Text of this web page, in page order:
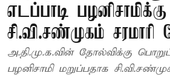
எடப்பாடி
சி.வி.சண்முகம் சரமாரி
அ.தி.மு.க.வின் தோல்விக்கு
பழனிசாமி மறுப்பதாக